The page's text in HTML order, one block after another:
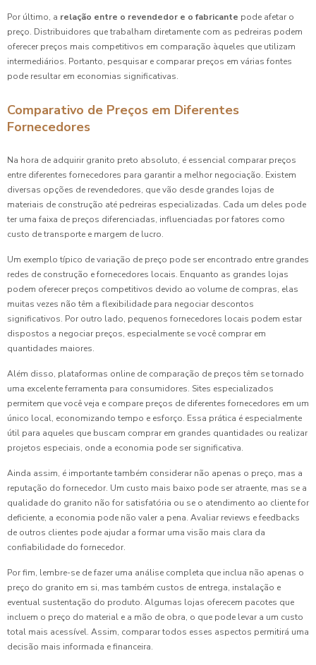
Por último, a relação entre o revendedor e o fabricante pode afetar o
preço. Distribuidores que trabalham diretamente com as pedreiras podem
oferecer preços mais competitivos em comparação àqueles que utilizam
intermediários. Portanto, pesquisar e comparar preços em várias fontes
pode resultar em economias significativas.
Comparativo de Preços em Diferentes
Fornecedores
Na hora de adquirir granito preto absoluto, é essencial comparar preços
entre diferentes fornecedores para garantir a melhor negociação. Existem
diversas opções de revendedores, que vão desde grandes lojas de
materiais de construção até pedreiras especializadas. Cada um deles pode
ter uma faixa de preços diferenciadas, influenciadas por fatores como
custo de transporte e margem de lucro.
Um exemplo típico de variação de preço pode ser encontrado entre grandes
redes de construção e fornecedores locais. Enquanto as grandes lojas
podem oferecer preços competitivos devido ao volume de compras, elas
muitas vezes não têm a flexibilidade para negociar descontos
significativos. Por outro lado, pequenos fornecedores locais podem estar
dispostos a negociar preços, especialmente se você comprar em
quantidades maiores.
Além disso, plataformas online de comparação de preços têm se tornado
uma excelente ferramenta para consumidores. Sites especializados
permitem que você veja e compare preços de diferentes fornecedores em um
único local, economizando tempo e esforço. Essa prática é especialmente
útil para aqueles que buscam comprar em grandes quantidades ou realizar
projetos especiais, onde a economia pode ser significativa.
Ainda assim, é importante também considerar não apenas o preço, mas a
reputação do fornecedor. Um custo mais baixo pode ser atraente, mas se a
qualidade do granito não for satisfatória ou se o atendimento ao cliente for
deficiente, a economia pode não valer a pena. Avaliar reviews e feedbacks
de outros clientes pode ajudar a formar uma visão mais clara da
confiabilidade do fornecedor.
Por fim, lembre-se de fazer uma análise completa que inclua não apenas o
preço do granito em si, mas também custos de entrega, instalação e
eventual sustentação do produto. Algumas lojas oferecem pacotes que
incluem o preço do material e a mão de obra, o que pode levar a um custo
total mais acessível. Assim, comparar todos esses aspectos permitirá uma
decisão mais informada e financeira.